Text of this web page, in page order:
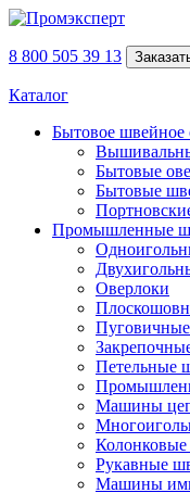
8 800 505 39 13
Каталог
Бытовое швейное
Бытовые
Бытовые
Промышленные
Оверлоки
Петельные
Машины
Рукавные
Машины